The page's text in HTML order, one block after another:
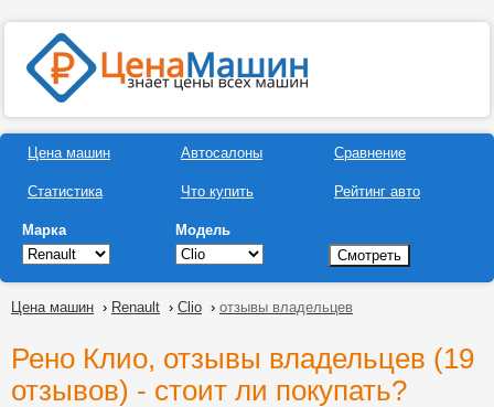
Цена машин
Статистика
Автосалоны
Что купить
Сравнение
Рейтинг авто
Марка Модель
Цена машин › Renault › Clio › отзывы владельцев
Рено Клио, отзывы владельцев (19
отзывов) - стоит ли покупать?